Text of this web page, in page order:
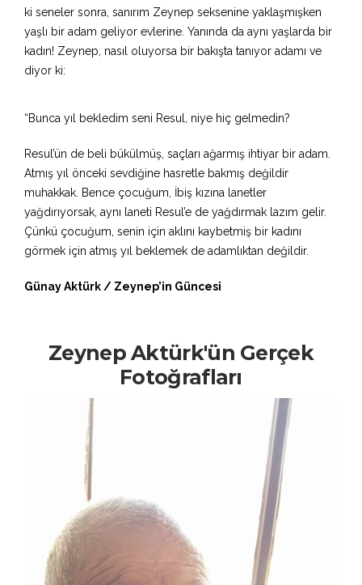
ki seneler sonra, sanırım Zeynep seksenine yaklaşmışken
yaşlı bir adam geliyor evlerine. Yanında da aynı yaşlarda bir
kadın! Zeynep, nasıl oluyorsa bir bakışta tanıyor adamı ve
diyor ki:
“Bunca yıl bekledim seni Resul, niye hiç gelmedin?
Resul’ün de beli bükülmüş, saçları ağarmış ihtiyar bir adam.
Atmış yıl önceki sevdiğine hasretle bakmış değildir
muhakkak. Bence çocuğum, İbiş kızına lanetler
yağdırıyorsak, aynı laneti Resul’e de yağdırmak lazım gelir.
Çünkü çocuğum, senin için aklını kaybetmiş bir kadını
görmek için atmış yıl beklemek de adamlıktan değildir.
Günay Aktürk / Zeynep’in Güncesi
Zeynep Aktürk'ün Gerçek
Fotoğrafları